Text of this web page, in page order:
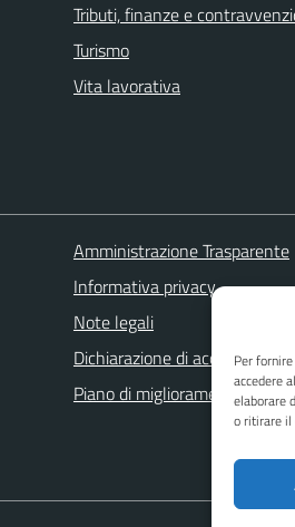
Per
accedere
elaborare
o ritirare il
Tributi, finanze e
Turismo
Vita lavorativa
Amministrazione Trasparente
Informativa privacy
Note legali
Dichiarazione di accessibilità
Piano di miglioramento dei